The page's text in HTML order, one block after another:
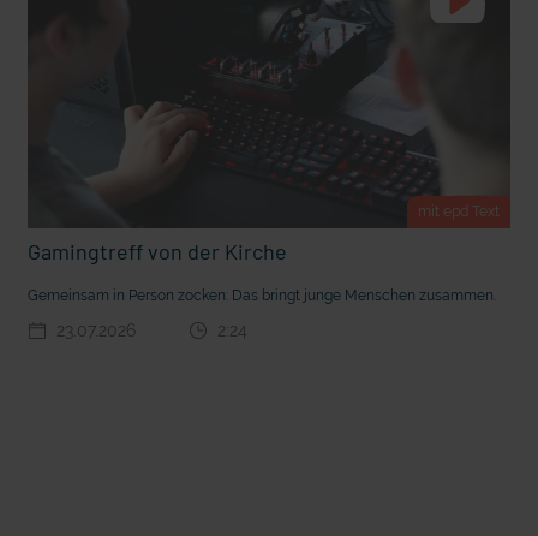
deutsche Sprache? Vorhang auf für Kinderzirkus Giovanni
mit epd Text
Gamingtreff von der Kirche
Gemeinsam in Person zocken: Das bringt junge Menschen zusammen.
23.07.2026 2:24